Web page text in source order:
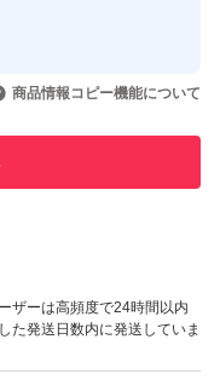
させた実績があります
実績があります
ザーは高頻度で24時間以内
た発送日数内に発送していま
商品情報コピー機能について